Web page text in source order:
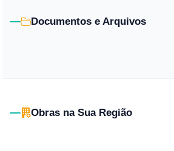
Documentos e Arquivos
Obras na Sua Região